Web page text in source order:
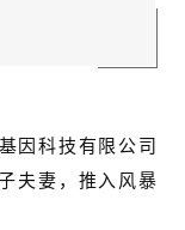
因科技有限公司
夫妻，推入风暴